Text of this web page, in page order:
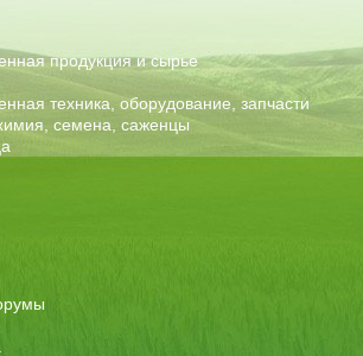
продукция и сырье
техника, оборудование, запчасти
семена, саженцы